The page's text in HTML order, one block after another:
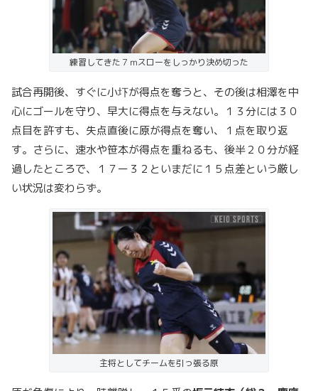
練習してきた７ｍスローをしっかり決め切った
試合再開後、すぐに小圷が得点を奪うと、その後は相澤を中
心にゴールを守り、早大に得点を与えない。１３分には３０
点目を許すも、失点直後に原が得点を奪い、１点を取り返
す。さらに、速水や笹本が得点を重ねるも、後半２０分が経
過したところで、１７ー３２といまだに１５点差という厳し
い状況は変わらず。
主将としてチームを引っ張る原